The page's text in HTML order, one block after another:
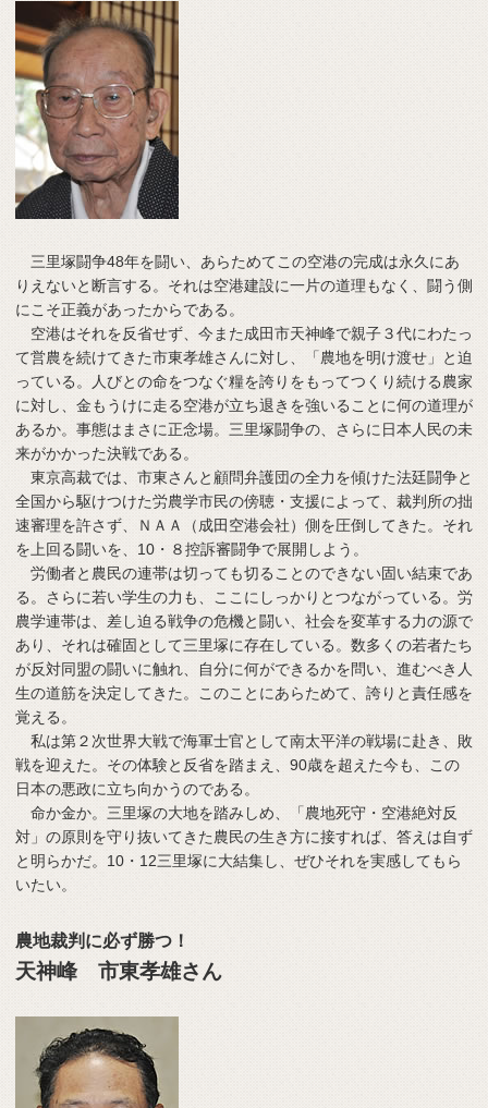
三里塚闘争48年を闘い、あらためてこの空港の完成は永久にあ
りえないと断言する。それは空港建設に一片の道理もなく、闘う側
にこそ正義があったからである。
空港はそれを反省せず、今また成田市天神峰で親子３代にわたっ
て営農を続けてきた市東孝雄さんに対し、「農地を明け渡せ」と迫
っている。人びとの命をつなぐ糧を誇りをもってつくり続ける農家
に対し、金もうけに走る空港が立ち退きを強いることに何の道理が
あるか。事態はまさに正念場。三里塚闘争の、さらに日本人民の未
来がかかった決戦である。
東京高裁では、市東さんと顧問弁護団の全力を傾けた法廷闘争と
全国から駆けつけた労農学市民の傍聴・支援によって、裁判所の拙
速審理を許さず、ＮＡＡ（成田空港会社）側を圧倒してきた。それ
を上回る闘いを、10・８控訴審闘争で展開しよう。
労働者と農民の連帯は切っても切ることのできない固い結束であ
る。さらに若い学生の力も、ここにしっかりとつながっている。労
農学連帯は、差し迫る戦争の危機と闘い、社会を変革する力の源で
あり、それは確固として三里塚に存在している。数多くの若者たち
が反対同盟の闘いに触れ、自分に何ができるかを問い、進むべき人
生の道筋を決定してきた。このことにあらためて、誇りと責任感を
覚える。
私は第２次世界大戦で海軍士官として南太平洋の戦場に赴き、敗
戦を迎えた。その体験と反省を踏まえ、90歳を超えた今も、この
日本の悪政に立ち向かうのである。
命か金か。三里塚の大地を踏みしめ、「農地死守・空港絶対反
対」の原則を守り抜いてきた農民の生き方に接すれば、答えは自ず
と明らかだ。10・12三里塚に大結集し、ぜひそれを実感してもら
いたい。
農地裁判に必ず勝つ！
天神峰 市東孝雄さん